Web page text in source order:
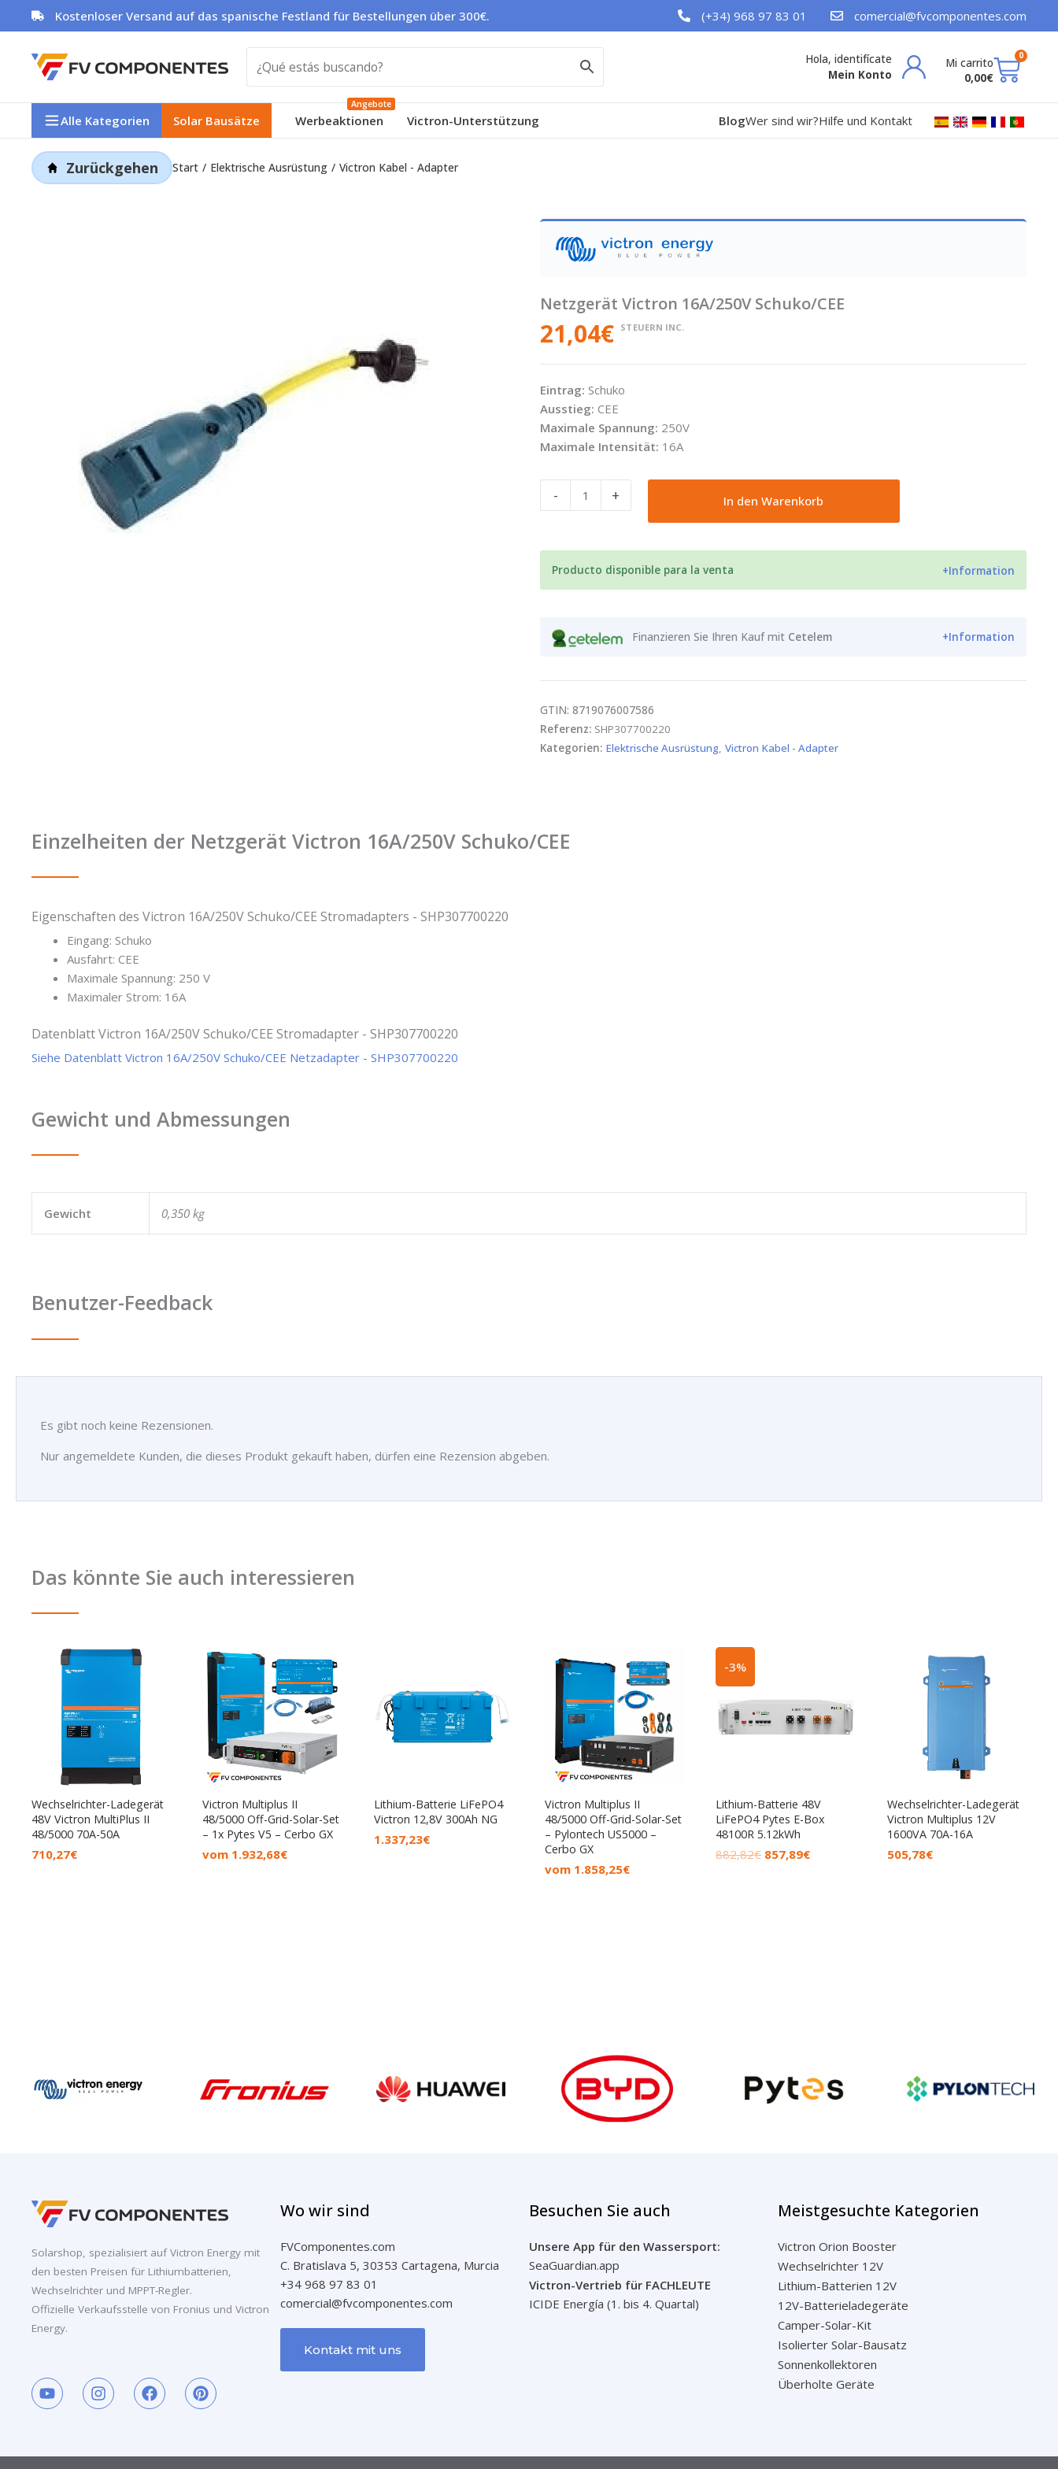
Inhalt
Kostenloser Versand auf das spanische Festland für Bestellungen über 300€. (+34) 968 97 83 01 comercial@fvcomponentes.com
Mein Konto 0,00€
0
Alle Kategorien Solar Bausätze Werbeaktionen
Angebote
Victron-Unterstützung BlogWer sind wir?Hilfe und Kontakt
Zurückgehen Start Elektrische Ausrüstung Victron Kabel - Adapter
Netzgerät Victron 16A/250V Schuko/CEE
21,04€ STEUERN INC.
Eintrag: Schuko
Ausstieg: CEE
Maximale Spannung: 250V
Maximale Intensität: 16A
-
Adaptador
de
16A/250V
+ In den Warenkorb
Producto disponible para la venta +Information
Finanzieren Sie Ihren Kauf mit Cetelem +Information
GTIN: 8719076007586
Referenz: SHP307700220
Kategorien: Elektrische Ausrüstung,Victron Kabel - Adapter
Einzelheiten der Netzgerät Victron 16A/250V Schuko/CEE
Eigenschaften des Victron 16A/250V Schuko/CEE Stromadapters - SHP307700220
Eingang: Schuko
Ausfahrt: CEE
Maximale Spannung: 250 V
Maximaler Strom: 16A
Datenblatt Victron 16A/250V Schuko/CEE Stromadapter - SHP307700220
Siehe Datenblatt Victron 16A/250V Schuko/CEE Netzadapter - SHP307700220
Gewicht und Abmessungen
Gewicht 0,350 kg
Benutzer-Feedback
Es gibt noch keine Rezensionen.
Nur angemeldete Kunden, die dieses Produkt gekauft haben, dürfen eine Rezension abgeben.
Das könnte Sie auch interessieren
Wechselrichter-Ladegerät
48V Victron MultiPlus II
48/5000 70A-50A
710,27€
Victron Multiplus II
48/5000 Off-Grid-Solar-Set
– 1x Pytes V5 – Cerbo GX
vom 1.932,68€
Lithium-Batterie LiFePO4
Victron 12,8V 300Ah NG
1.337,23€
Victron Multiplus II
48/5000 Off-Grid-Solar-Set
– Pylontech US5000 –
Cerbo GX
vom 1.858,25€
-3%
Lithium-Batterie 48V
LiFePO4 Pytes E-Box
48100R 5.12kWh
882,82€
882,82€
857,89€
857,89€.
Wechselrichter-Ladegerät
Victron Multiplus 12V
1600VA 70A-16A
505,78€
Solarshop, spezialisiert auf Victron Energy mit
den besten Preisen für Lithiumbatterien,
Wechselrichter und MPPT-Regler.
Offizielle Verkaufsstelle von Fronius und Victron
Energy.
Y
o
u
b
I
n
s
g
F
a
c
o
P
i
n
r
Wo wir sind
FVComponentes.com
C. Bratislava 5, 30353 Cartagena, Murcia
+34 968 97 83 01
comercial@fvcomponentes.com
Kontakt mit uns
Besuchen Sie auch
Unsere App für den Wassersport:
SeaGuardian.app
Victron-Vertrieb für FACHLEUTE
ICIDE Energía (1. bis 4. Quartal)
Meistgesuchte Kategorien
Victron Orion Booster
Wechselrichter 12V
Lithium-Batterien 12V
12V-Batterieladegeräte
Camper-Solar-Kit
Isolierter Solar-Bausatz
Sonnenkollektoren
Überholte Geräte